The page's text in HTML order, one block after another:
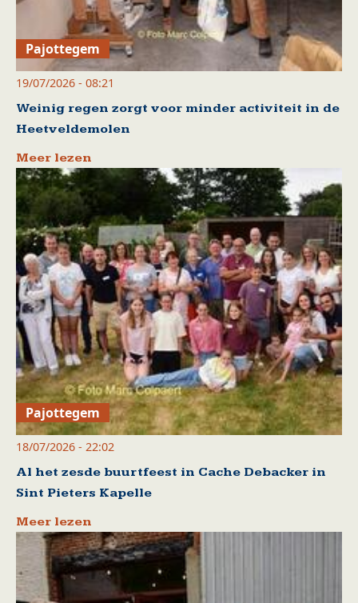
Pajottegem
19/07/2026 - 08:21
Weinig regen zorgt voor minder activiteit in de
Heetveldemolen
Meer lezen
Pajottegem
18/07/2026 - 22:02
Al het zesde buurtfeest in Cache Debacker in
Sint Pieters Kapelle
Meer lezen